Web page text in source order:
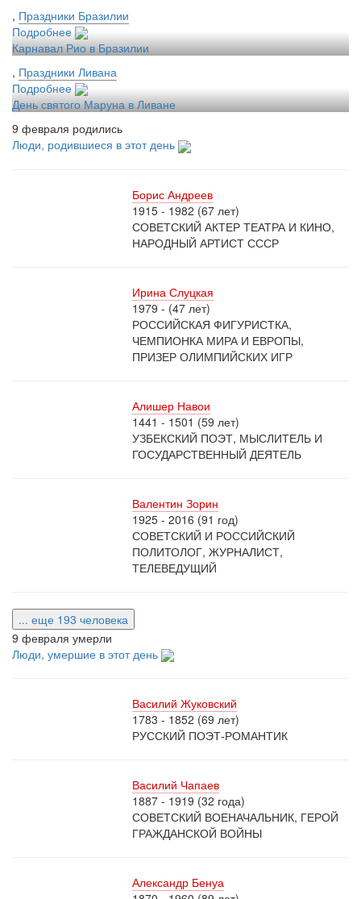
, Праздники Бразилии
Подробнее
Карнавал Рио в Бразилии
, Праздники Ливана
Подробнее
День святого Маруна в Ливане
9 февраля родились
Люди, родившиеся в этот день
Борис Андреев
1915 - 1982 (67 лет)
СОВЕТСКИЙ АКТЕР ТЕАТРА И КИНО,
НАРОДНЫЙ АРТИСТ СССР
Ирина Слуцкая
1979 - (47 лет)
РОССИЙСКАЯ ФИГУРИСТКА,
ЧЕМПИОНКА МИРА И ЕВРОПЫ,
ПРИЗЕР ОЛИМПИЙСКИХ ИГР
Алишер Навои
1441 - 1501 (59 лет)
УЗБЕКСКИЙ ПОЭТ, МЫСЛИТЕЛЬ И
ГОСУДАРСТВЕННЫЙ ДЕЯТЕЛЬ
Валентин Зорин
1925 - 2016 (91 год)
СОВЕТСКИЙ И РОССИЙСКИЙ
ПОЛИТОЛОГ, ЖУРНАЛИСТ,
ТЕЛЕВЕДУЩИЙ
... еще 193 человека
9 февраля умерли
Люди, умершие в этот день
Василий Жуковский
1783 - 1852 (69 лет)
РУССКИЙ ПОЭТ-РОМАНТИК
Василий Чапаев
1887 - 1919 (32 года)
СОВЕТСКИЙ ВОЕНАЧАЛЬНИК, ГЕРОЙ
ГРАЖДАНСКОЙ ВОЙНЫ
Александр Бенуа